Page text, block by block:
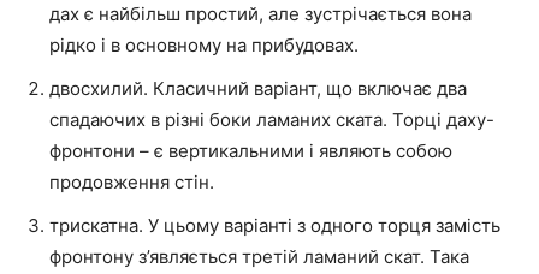
дах є найбільш простий, але зустрічається вона
рідко і в основному на прибудовах.
двосхилий. Класичний варіант, що включає два
спадаючих в різні боки ламаних ската. Торці даху-
фронтони – є вертикальними і являють собою
продовження стін.
трискатна. У цьому варіанті з одного торця замість
фронтону з’являється третій ламаний скат. Така